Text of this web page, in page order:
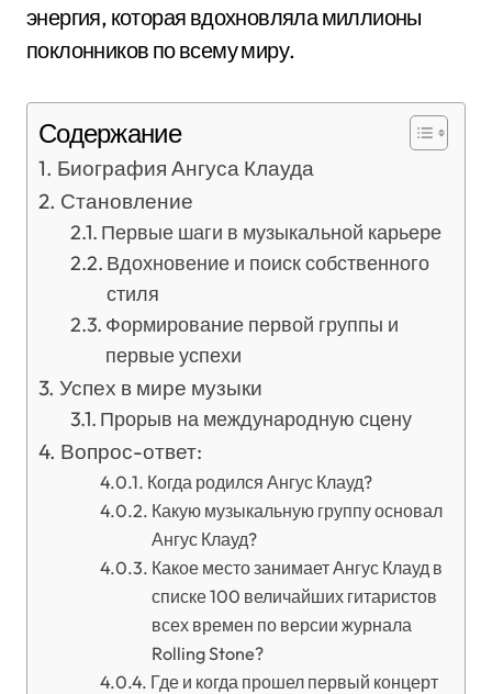
энергия, которая вдохновляла миллионы
поклонников по всему миру.
Содержание
Биография Ангуса Клауда
Становление
Первые шаги в музыкальной карьере
Вдохновение и поиск собственного
стиля
Формирование первой группы и
первые успехи
Успех в мире музыки
Прорыв на международную сцену
Вопрос-ответ:
Когда родился Ангус Клауд?
Какую музыкальную группу основал
Ангус Клауд?
Какое место занимает Ангус Клауд в
списке 100 величайших гитаристов
всех времен по версии журнала
Rolling Stone?
Где и когда прошел первый концерт